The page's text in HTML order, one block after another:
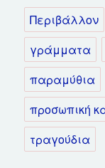
Περιβάλλον
γράμματα
παραμύθια
προσωπική
τραγούδια